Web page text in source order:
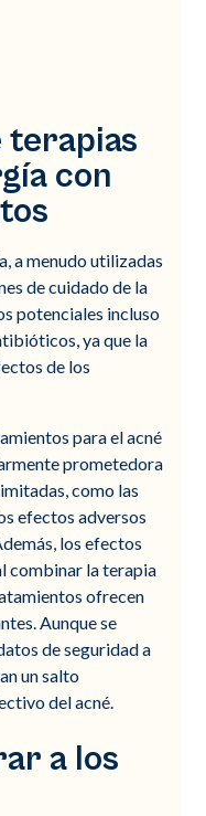
terapias
con
a menudo utilizadas
de cuidado de la
potenciales incluso
ya que la
de los
para el acné
prometedora
como las
efectos adversos
los efectos
combinar la terapia
ofrecen
Aunque se
de seguridad a
un salto
del acné.
a los